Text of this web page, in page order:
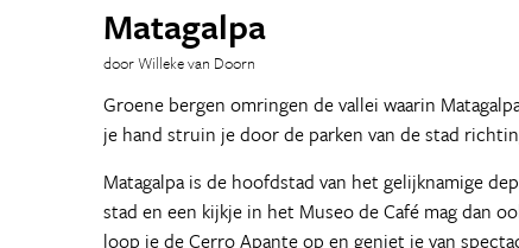
Matagalpa
door Willeke van Doorn
Groene bergen omringen de vallei waarin
je hand struin je door de parken van de stad
Matagalpa is de hoofdstad van het gelijknamige
stad en een kijkje in het Museo de Café mag dan
loop je de Cerro Apante op en geniet je van